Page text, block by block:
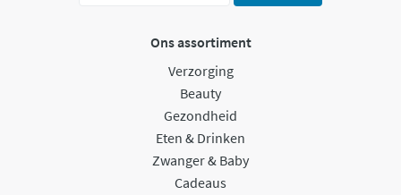
Ons assortiment
Verzorging
Beauty
Gezondheid
Eten & Drinken
Zwanger & Baby
Cadeaus